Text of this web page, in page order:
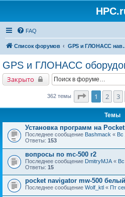
FAQ
Список форумов GPS и ГЛОНАСС
GPS и ГЛОНАСС
Закрыто
362 темы Страница1
1 2 3
Темы
Установка программ на
Последнее сообщение Bashmack « Вс
Ответы: 153
вопросы по mc-500 r2
Последнее сообщение DmitryMJA «
Ответы: 15
pocket navigator mw-500
Последнее сообщение Wolf_ktl « Пт